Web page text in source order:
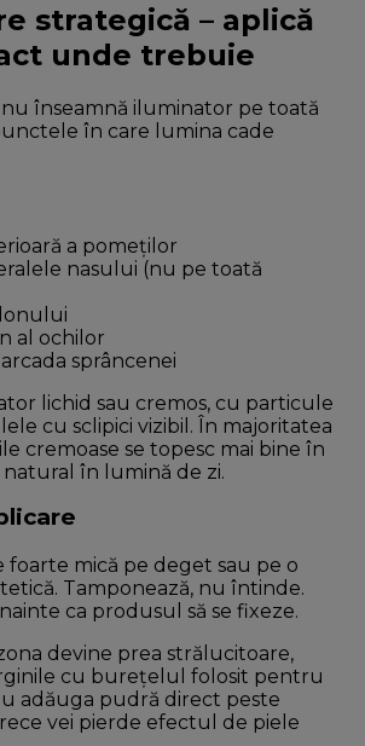
strategică – aplică
unde trebuie
înseamnă iluminator pe toată
în care lumina cade
a pomeților
nasului (nu pe toată
al ochilor
sprâncenei
lichid sau cremos, cu particule
cu sclipici vizibil. În majoritatea
cremoase se topesc mai bine în
natural în lumină de zi.
foarte mică pe deget sau pe o
Tamponează, nu întinde.
ca produsul să se fixeze.
devine prea strălucitoare,
cu burețelul folosit pentru
adăuga pudră direct peste
vei pierde efectul de piele